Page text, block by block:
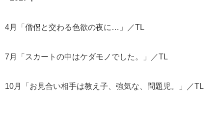
4月「僧侶と交わる色欲の夜に…」／TL
7月「スカートの中はケダモノでした。」／TL
10月「お見合い相手は教え子、強気な、問題児。」／TL